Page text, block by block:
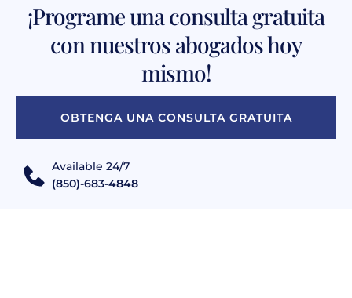
¡Programe una consulta gratuita
con nuestros abogados hoy
mismo!
OBTENGA UNA CONSULTA GRATUITA
Available 24/7
(850)-683-4848